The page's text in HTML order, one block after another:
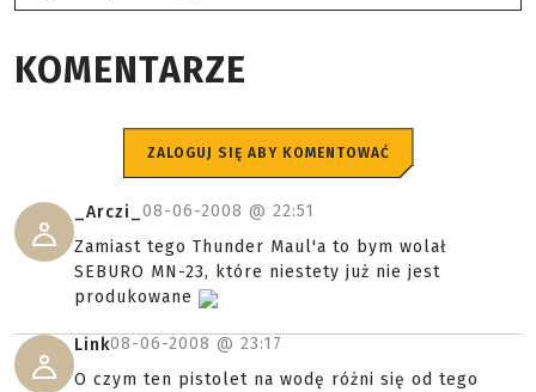
KOMENTARZE
ZALOGUJ SIĘ ABY KOMENTOWAĆ
_Arczi_ 08-06-2008 @ 22:51
Zamiast tego Thunder Maul'a to bym wolał
SEBURO MN-23, które niestety już nie jest
produkowane
Link08-06-2008 @ 23:17
O czym ten pistolet na wodę różni się od tego